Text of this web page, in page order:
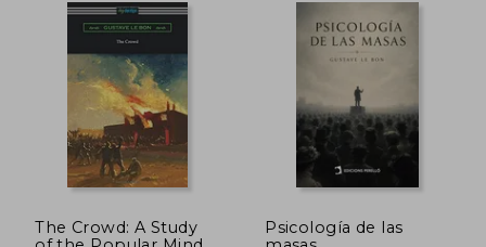
5%
dcto. 4,70 €
5%
dcto.
The Crowd: A Study
Psicología de las